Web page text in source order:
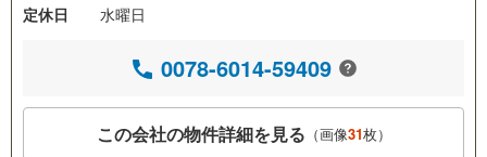
定休日
水曜日
0078-6014-59409
この会社の物件詳細を見る （画像31枚）